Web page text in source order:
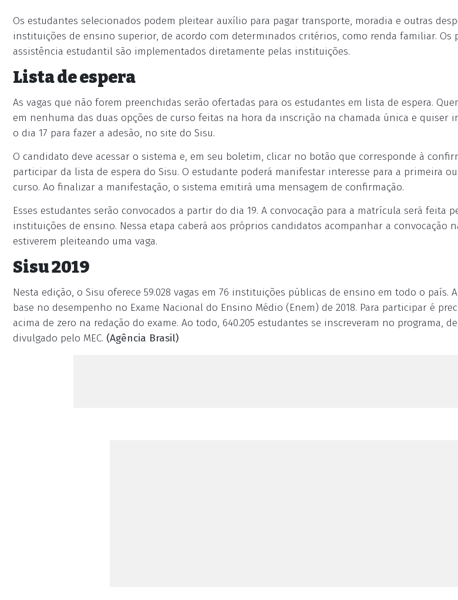
Os estudantes selecionados podem pleitear auxílio para pagar transporte, moradia e outras
instituições de ensino superior, de acordo com determinados critérios, como renda familiar. Os
assistência estudantil são implementados diretamente pelas instituições.
Lista de espera
As vagas que não forem preenchidas serão ofertadas para os estudantes em lista de espera.
em nenhuma das duas opções de curso feitas na hora da inscrição na chamada única e quiser
o dia 17 para fazer a adesão, no site do Sisu.
O candidato deve acessar o sistema e, em seu boletim, clicar no botão que corresponde à
participar da lista de espera do Sisu. O estudante poderá manifestar interesse para a primeira
curso. Ao finalizar a manifestação, o sistema emitirá uma mensagem de confirmação.
Esses estudantes serão convocados a partir do dia 19. A convocação para a matrícula será feita
instituições de ensino. Nessa etapa caberá aos próprios candidatos acompanhar a convocação
estiverem pleiteando uma vaga.
Sisu 2019
Nesta edição, o Sisu oferece 59.028 vagas em 76 instituições públicas de ensino em todo o país.
base no desempenho no Exame Nacional do Ensino Médio (Enem) de 2018. Para participar é
acima de zero na redação do exame. Ao todo, 640.205 estudantes se inscreveram no programa,
divulgado pelo MEC. (Agência Brasil)